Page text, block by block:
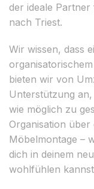
der ideale
nach Triest.
Wir wissen, dass
bieten wir von
Unterstützung
wie möglich zu
Organisation
Möbelmontage –
dich in deinem
wohlfühlen